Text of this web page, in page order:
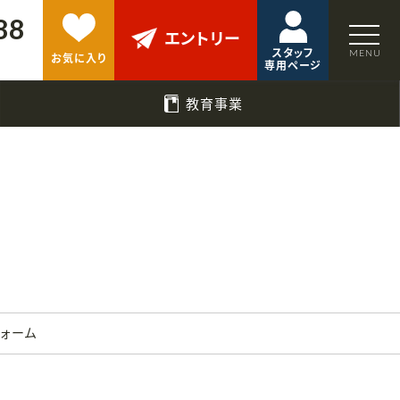
お気に入り
エントリー
スタッフ
専用ページ
教育事業
ーム